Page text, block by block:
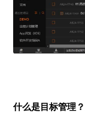
什么是目标管理？